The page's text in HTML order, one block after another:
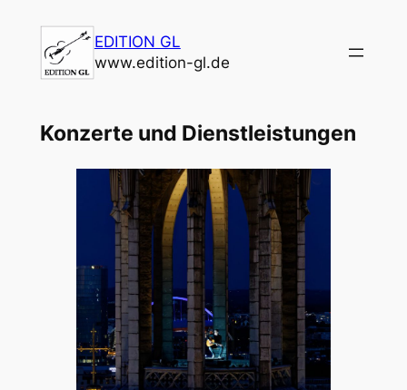
springen
EDITION GL
www.edition-gl.de
Konzerte und Dienstleistungen